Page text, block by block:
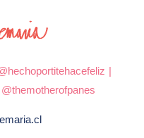
|
@themotherofpanes